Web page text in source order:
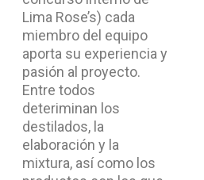
Lima Rose’s) cada
miembro del equipo
aporta su experiencia y
pasión al proyecto.
Entre todos
deteriminan los
destilados, la
elaboración y la
mixtura, así como los